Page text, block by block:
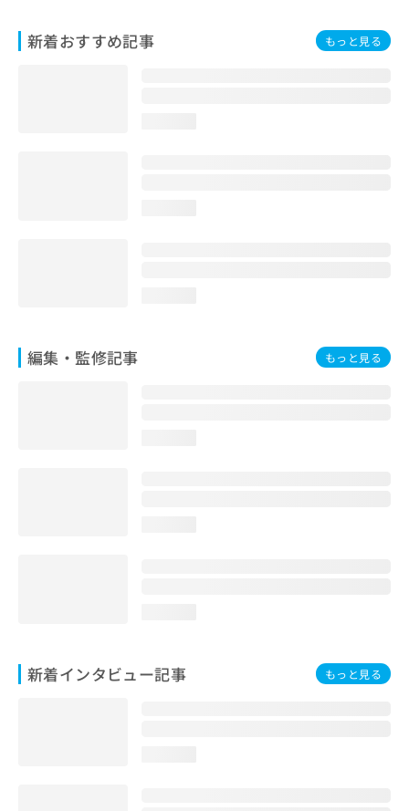
新着おすすめ記事 もっと見る
編集・監修記事 もっと見る
新着インタビュー記事 もっと見る
問
い